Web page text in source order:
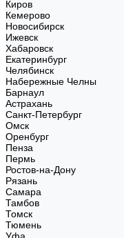
Киров
Кемерово
Новосибирск
Ижевск
Хабаровск
Екатеринбург
Челябинск
Набережные Челны
Барнаул
Астрахань
Санкт-Петербург
Омск
Оренбург
Пенза
Пермь
Ростов-на-Дону
Рязань
Самара
Тамбов
Томск
Тюмень